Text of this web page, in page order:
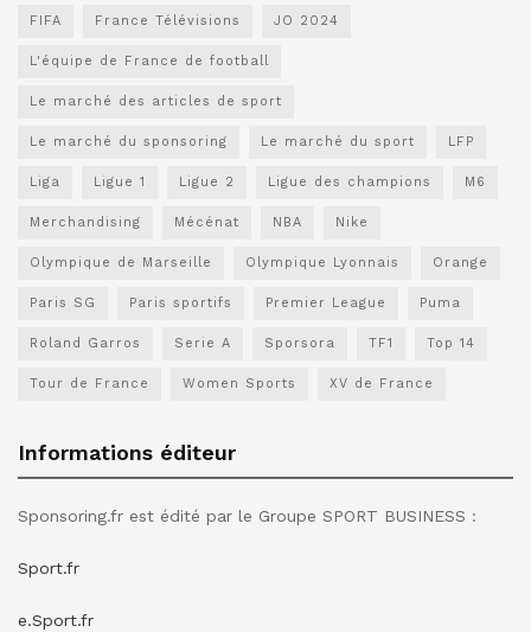
FIFA France Télévisions JO 2024
L'équipe de France de football
Le marché des articles de sport
Le marché du sponsoring Le marché du sport LFP
Liga Ligue 1 Ligue 2 Ligue des champions M6
Merchandising Mécénat NBA Nike
Olympique de Marseille Olympique Lyonnais Orange
Paris SG Paris sportifs Premier League Puma
Roland Garros Serie A Sporsora TF1 Top 14
Tour de France Women Sports XV de France
Informations éditeur
Sponsoring.fr est édité par le Groupe SPORT BUSINESS :
Sport.fr
e.Sport.fr